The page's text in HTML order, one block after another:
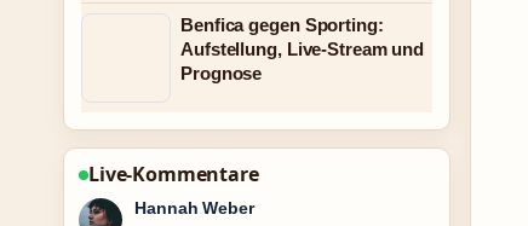
Benfica gegen Sporting:
Aufstellung, Live-Stream und
Prognose
Live-Kommentare
Tim Vogel